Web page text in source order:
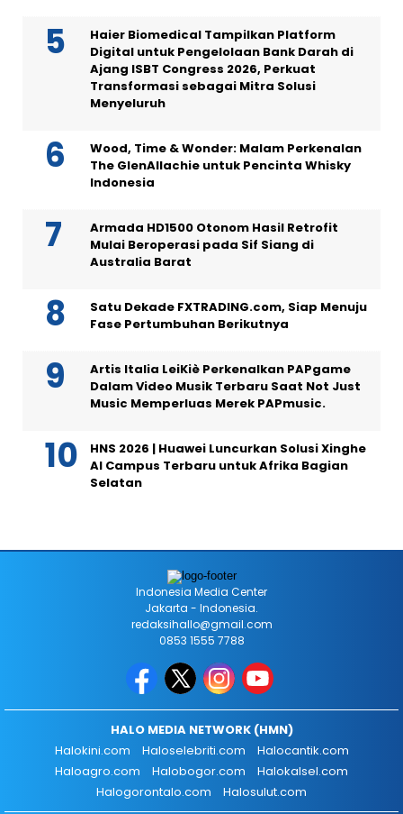
Haier Biomedical Tampilkan Platform
Digital untuk Pengelolaan Bank Darah di
Ajang ISBT Congress 2026, Perkuat
Transformasi sebagai Mitra Solusi
Menyeluruh
Wood, Time & Wonder: Malam Perkenalan
The GlenAllachie untuk Pencinta Whisky
Indonesia
Armada HD1500 Otonom Hasil Retrofit
Mulai Beroperasi pada Sif Siang di
Australia Barat
Satu Dekade FXTRADING.com, Siap Menuju
Fase Pertumbuhan Berikutnya
Artis Italia LeiKiè Perkenalkan PAPgame
Dalam Video Musik Terbaru Saat Not Just
Music Memperluas Merek PAPmusic.
HNS 2026 | Huawei Luncurkan Solusi Xinghe
AI Campus Terbaru untuk Afrika Bagian
Selatan
Indonesia Media Center
Jakarta - Indonesia.
redaksihallo@gmail.com
0853 1555 7788
HALO MEDIA NETWORK (HMN)
Halokini.com
Haloselebriti.com
Halocantik.com
Haloagro.com
Halobogor.com
Halokalsel.com
Halogorontalo.com
Halosulut.com